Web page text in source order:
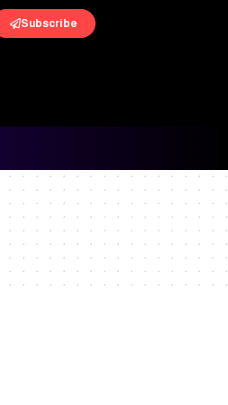
Subscribe